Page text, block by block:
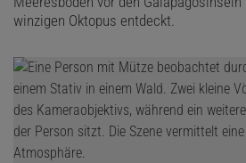
winzigen Oktopus entdeckt.